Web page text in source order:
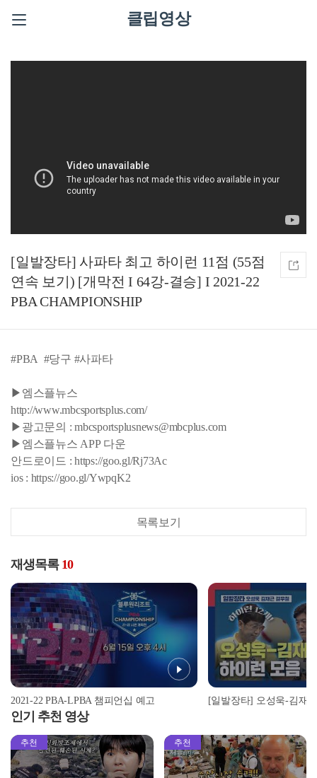
클립영상
[일발장타] 사파타 최고 하이런 11점 (55점
연속 보기) [개막전 I 64강-결승] I 2021-22
PBA CHAMPIONSHIP
#PBA #당구 #사파타
▶엠스플뉴스
http://www.mbcsportsplus.com/
▶광고문의 : mbcsportsplusnews@mbcplus.com
▶엠스플뉴스 APP 다운
안드로이드 : https://goo.gl/Rj73Ac
ios : https://goo.gl/YwpqK2
목록보기
재생목록 10
2021-22 PBA-LPBA 챔피언십 예고
인기 추천 영상
추천 추천